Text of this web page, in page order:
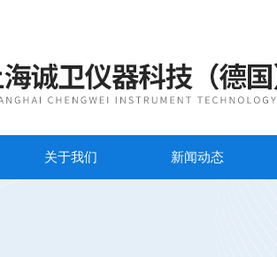
关于我们 新闻动态